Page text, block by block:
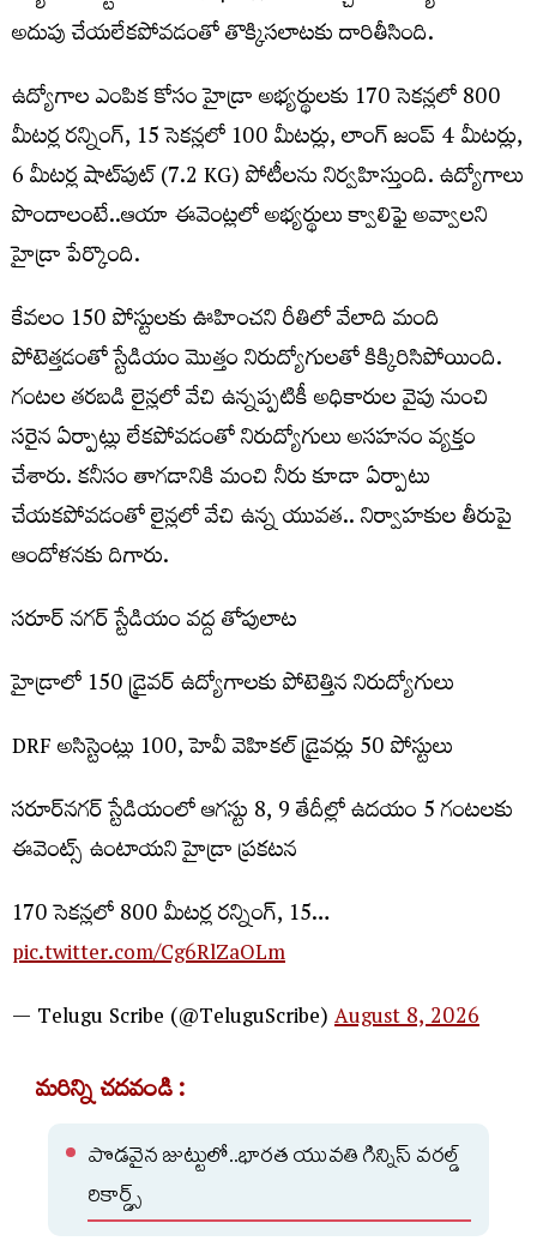
అదుపు చేయలేకపోవడంతో తొక్కిసలాటకు దారితీసింది.
ఉద్యోగాల ఎంపిక కోసం హైడ్రా అభ్యర్థులకు 170 సెకన్లలో 800
మీటర్ల రన్నింగ్, 15 సెకన్లలో 100 మీటర్లు, లాంగ్ జంప్ 4 మీటర్లు,
6 మీటర్ల షాట్‌పుట్ (7.2 KG) పోటీలను నిర్వహిస్తుంది. ఉద్యోగాలు
పొందాలంటే..ఆయా ఈవెంట్లలో అభ్యర్థులు క్వాలిఫై అవ్వాలని
హైడ్రా పేర్కొంది.
కేవలం 150 పోస్టులకు ఊహించని రీతిలో వేలాది మంది
పోటెత్తడంతో స్టేడియం మొత్తం నిరుద్యోగులతో కిక్కిరిసిపోయింది.
గంటల తరబడి లైన్లలో వేచి ఉన్నప్పటికీ అధికారుల వైపు నుంచి
సరైన ఏర్పాట్లు లేకపోవడంతో నిరుద్యోగులు అసహనం వ్యక్తం
చేశారు. కనీసం తాగడానికి మంచి నీరు కూడా ఏర్పాటు
చేయకపోవడంతో లైన్లలో వేచి ఉన్న యువత.. నిర్వాహకుల తీరుపై
ఆందోళనకు దిగారు.
సరూర్ నగర్ స్టేడియం వద్ద తోపులాట
హైడ్రాలో 150 డ్రైవర్ ఉద్యోగాలకు పోటెత్తిన నిరుద్యోగులు
DRF అసిస్టెంట్లు 100, హెవీ వెహికల్ డ్రైవర్లు 50 పోస్టులు
సరూర్‌నగర్ స్టేడియంలో ఆగస్టు 8, 9 తేదీల్లో ఉదయం 5 గంటలకు
ఈవెంట్స్ ఉంటాయని హైడ్రా ప్రకటన
170 సెకన్లలో 800 మీటర్ల రన్నింగ్, 15…
pic.twitter.com/Cg6RlZaOLm
— Telugu Scribe (@TeluguScribe)August 8, 2026
మరిన్ని చదవండి :
పొడవైన జుట్టులో..భారత యువతి గిన్నిస్ వరల్డ్
రికార్డ్స్